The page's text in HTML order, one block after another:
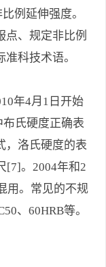
例延伸强度。
点、规定非比例
科技术语。
年4月1日开始
氏硬度正确表
，洛氏硬度的表
[7]。2004年和2
用。常见的不规
、60HRB等。